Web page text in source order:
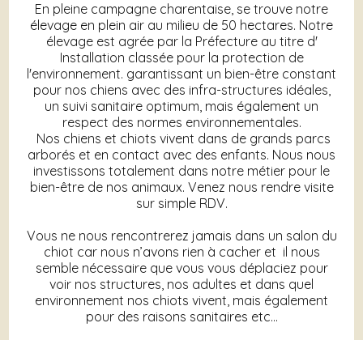
En pleine campagne charentaise, se trouve notre
élevage en plein air au milieu de 50 hectares. Notre
élevage est agrée par la Préfecture au titre d'
Installation classée pour la protection de
l'environnement. garantissant un bien-être constant
pour nos chiens avec des infra-structures idéales,
un suivi sanitaire optimum, mais également un
respect des normes environnementales.
Nos chiens et chiots vivent dans de grands parcs
arborés et en contact avec des enfants. Nous nous
investissons totalement dans notre métier pour le
bien-être de nos animaux. Venez nous rendre visite
sur simple RDV.
Vous ne nous rencontrerez jamais dans un salon du
chiot car nous n’avons rien à cacher et il nous
semble nécessaire que vous vous déplaciez pour
voir nos structures, nos adultes et dans quel
environnement nos chiots vivent, mais également
pour des raisons sanitaires etc…